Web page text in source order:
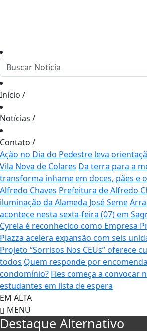
Início /
Notícias /
Contato /
Ação no Dia do Pedestre leva
Vila Nova de Colares Da terra para a
transforma inhame em doces, pães e
Alfredo Chaves Prefeitura de Alfredo
iluminação da Alameda José Seme
acontece nesta sexta-feira (07) em
Cyrela é reconhecido como Empresa
Piazza acelera expansão com seis
Projeto “Sorrisos Nos CEUs” oferece
todos Quem responde por
condomínio? Fies começa a convocar
estudantes em lista de espera
EM ALTA
MENU
Destaque Alternativo